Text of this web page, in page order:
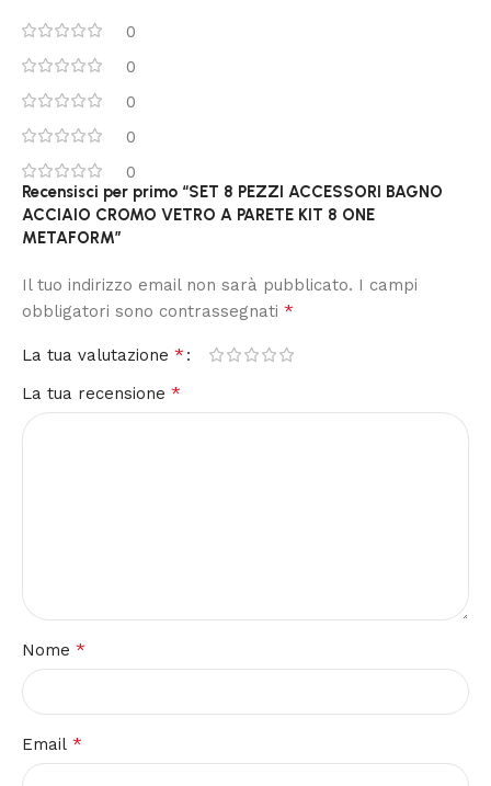
0
0
0
0
0
Recensisci per primo “SET 8 PEZZI ACCESSORI BAGNO
ACCIAIO CROMO VETRO A PARETE KIT 8 ONE
METAFORM”
Il tuo indirizzo email non sarà pubblicato. I campi
obbligatori sono contrassegnati *
La tua valutazione *
La tua recensione *
Nome *
Email *